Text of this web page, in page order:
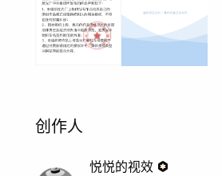
创作人
悦悦的视效